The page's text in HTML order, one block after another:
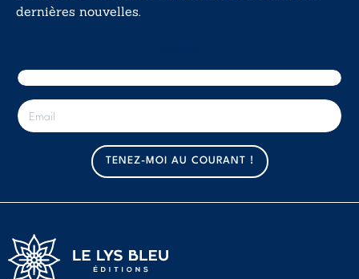
dernières nouvelles.
E
-
m
TENEZ-MOI AU COURANT !